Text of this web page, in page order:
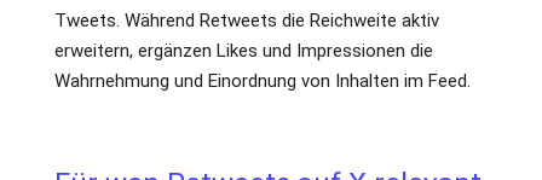
Tweets. Während Retweets die Reichweite aktiv
erweitern, ergänzen Likes und Impressionen die
Wahrnehmung und Einordnung von Inhalten im Feed.